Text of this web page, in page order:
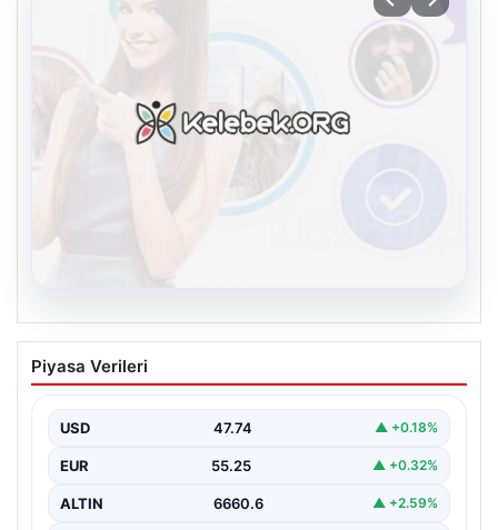
Kelebek.Org İle Dijital İletişimin
Sertifikalı Adresi Ve Muhabbet
Sanal ortamında insanların kaliteli bir şekilde bağlantı
olarak…
Piyasa Verileri
USD 47.74 ▲ +0.18%
EUR 55.25 ▲ +0.32%
ALTIN 6660.6 ▲ +2.59%